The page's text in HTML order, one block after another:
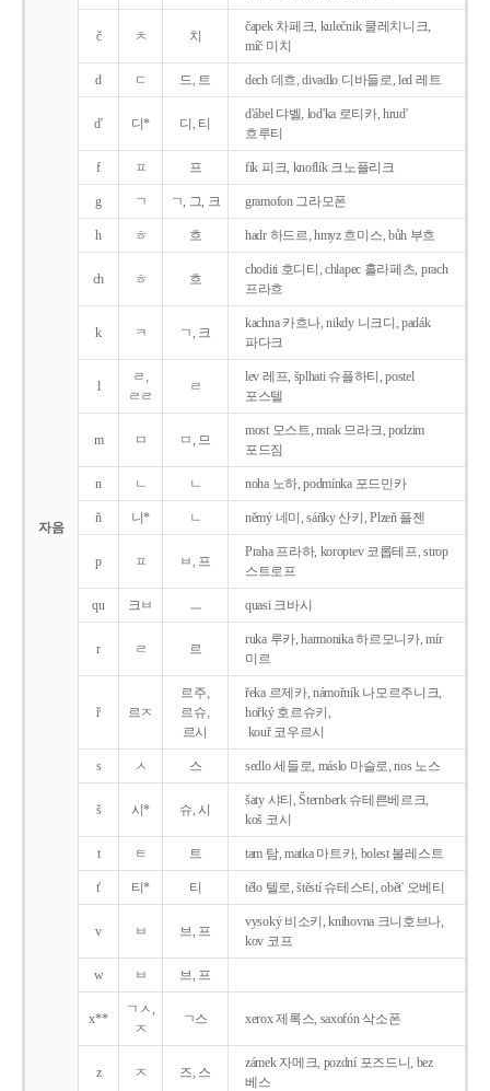
자음
č ㅊ 치
čapek 차페크, kulečnik 쿨레치니크,
míč 미치
d ㄷ 드, 트 dech 데흐, divadlo 디바들로, led 레트
d' 디* 디, 티
d'ábel 댜벨, lod'ka 로티카, hrud'
흐루티
f ㅍ 프 fík 피크, knoflík 크노플리크
g ㄱ ㄱ, 그, 크 gramofon 그라모폰
h ㅎ 흐 hadr 하드르, hmyz 흐미스, bůh 부흐
ch ㅎ 흐
choditi 호디티, chlapec 흘라페츠, prach
프라흐
k ㅋ ㄱ, 크
kachna 카흐나, nikdy 니크디, padák
파다크
l
ㄹ,
ㄹㄹ
ㄹ
lev 레프, šplhati 슈플하티, postel
포스텔
m ㅁ ㅁ, 므
most 모스트, mrak 므라크, podzim
포드짐
n ㄴ ㄴ noha 노하, podmínka 포드민카
ň 니* ㄴ němý 네미, sáňky 산키, Plzeň 플젠
p ㅍ ㅂ, 프
Praha 프라하, koroptev 코롭테프, strop
스트로프
qu 크ㅂ ㅡ quasi 크바시
r ㄹ 르
ruka 루카, harmonika 하르모니카, mír
미르
ř 르ㅈ
르주,
르슈,
르시
řeka 르제카, námořník 나모르주니크,
hořký 호르슈키,
kouř 코우르시
s ㅅ 스 sedlo 세들로, máslo 마슬로, nos 노스
š 시* 슈, 시
šaty 샤티, Šternberk 슈테른베르크,
koš 코시
t ㅌ 트 tam 탐, matka 마트카, bolest 볼레스트
t' 티* 티 tělo 텔로, štěstí 슈테스티, obět' 오베티
v ㅂ 브, 프
vysoký 비소키, knihovna 크니호브나,
kov 코프
w ㅂ 브, 프
x**
ㄱㅅ,
ㅈ
ㄱ스 xerox 제록스, saxofón 삭소폰
z ㅈ 즈, 스
zámek 자메크, pozdní 포즈드니, bez
베스